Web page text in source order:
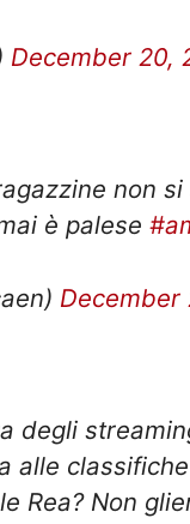
è palese
alle
Rea? Non